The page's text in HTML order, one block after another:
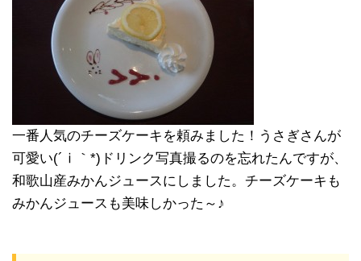
一番人気のチーズケーキを頼みました！うさぎさんが
可愛い(´ⅰ｀*)ドリンク写真撮るのを忘れたんですが、
和歌山産みかんジュースにしました。チーズケーキも
みかんジュースも美味しかった～♪